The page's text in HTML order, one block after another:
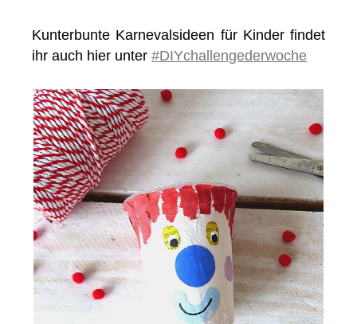
Kunterbunte Karnevalsideen für Kinder findet
ihr auch hier unter#DIYchallengederwoche